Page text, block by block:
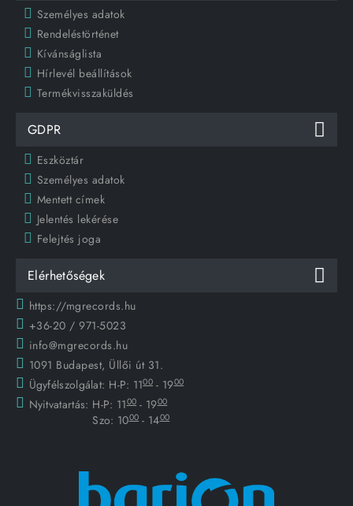
Személyes adatok
Rendeléstörténet
Kívánságlista
Hírlevél beállítások
Termékvisszaküldés
GDPR
Eszköztár
Személyes adatok
Mentett címek
Jelentés lekérése
Felejtés joga
Elérhetőségek
https://mgrecords.hu
+36-20 / 971-5023
info@mgrecords.hu
1091 Budapest, Üllői út 31.
Ügyfélszolgálat: H-P: 1100 - 1900
Nyitvatartás: H-P: 1100 - 1900
Szo: 1000 - 1400